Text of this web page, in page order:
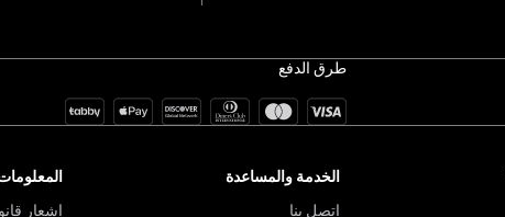
طرق الدفع
الخدمة والمساعدة
اتصل بنا
المعلومات
إشعار